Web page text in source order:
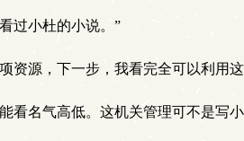
过小杜的小说。”
资源，下一步，我看完全可以利用
看名气高低。这机关管理可不是写